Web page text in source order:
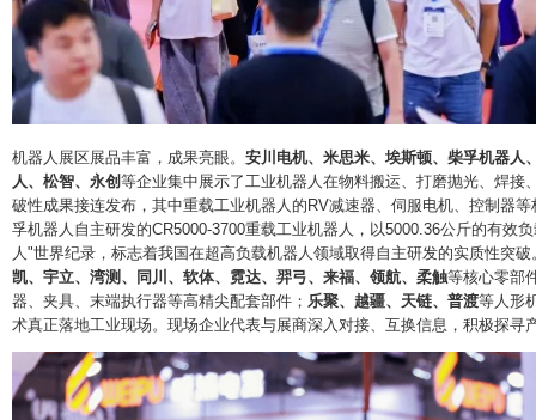
机器人展区展品丰富，成果亮眼。 安川电机、米思米、埃斯顿、柴孚机器人
人、松智、永创等企业集中展示了工业机器人在物料搬运、打磨抛光、焊接
破性成果接连发布，其中重载工业机器人的RV减速器、伺服电机、控制器
孚机器人自主研发的CR5000-3700重载工业机器人，以5000.36公斤的有效
人"世界纪录，标志着我国在超高负载机器人领域取得自主研发的实质性突破
凯、宇立、湾测、同川、软体、霓达、羿弓、来福、领航、柔触等核心零部
器、夹具、末端执行器等高精尖配套部件； 乐聚、越疆、天链、普渡等人形
术真正落地工业现场。现场企业代表与展商深入对接、互换信息，积极探寻